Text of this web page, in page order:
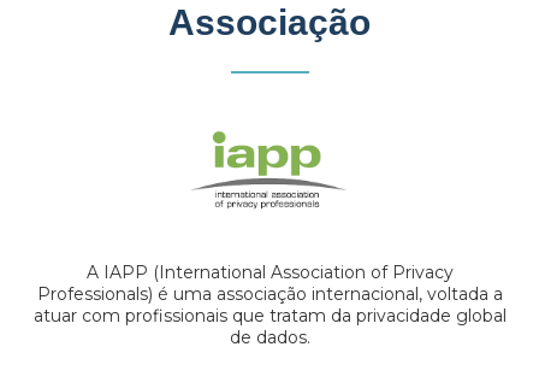
Associação
A IAPP (International Association of Privacy
Professionals) é uma associação internacional, voltada a
atuar com profissionais que tratam da privacidade global
de dados.